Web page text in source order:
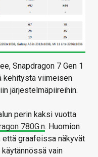
Snapdragon 7 Gen 1
kehitystä viimeisen
järjestelmäpiireihin.
perin kaksi vuotta
780G:n. Huomion
että graafeissa näkyvät
vain